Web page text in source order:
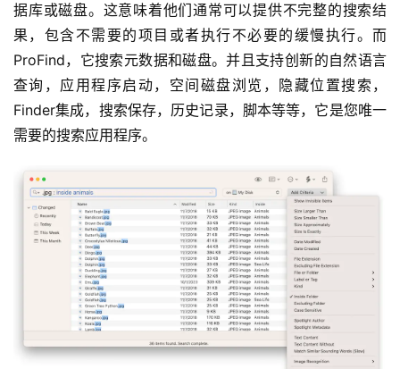
据库或磁盘。这意味着他们通常可以提供不完整的搜索结
果，包含不需要的项目或者执行不必要的缓慢执行。而
ProFind，它搜索元数据和磁盘。并且支持创新的自然语言
查询，应用程序启动，空间磁盘浏览，隐藏位置搜索，
Finder集成，搜索保存，历史记录，脚本等等，它是您唯一
需要的搜索应用程序。